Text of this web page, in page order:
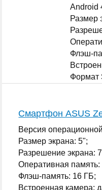
Android
Размер
Флэш-
Формат
Смартфон ASUS
Версия
Размер экрана: 5";
Разрешение экрана:
Оперативная память:
Флэш-память: 16 ГБ;
Встроенная камера: